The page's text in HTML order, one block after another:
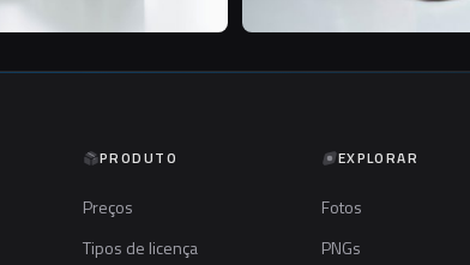
PRODUTO
Preços
Tipos de licença
EXPLORAR
Fotos
PNGs